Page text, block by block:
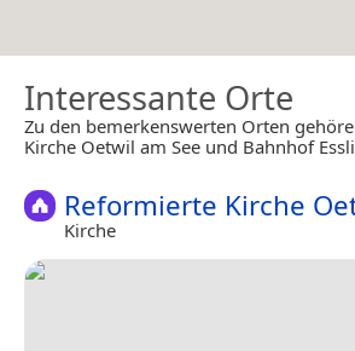
Interessante Orte
Zu den bemerkenswerten Orten
Kirche Oetwil am See und Bahnhof
Reformierte Kirche
Kirche